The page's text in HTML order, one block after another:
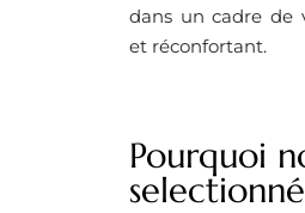
dans un cadre de
et réconfortant.
Pourquoi